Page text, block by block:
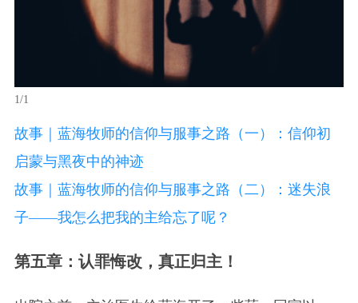
1/1
故事｜蓝海牧师的信仰与服事之路（一）：信仰初
启蒙与黑夜中的神迹
故事｜蓝海牧师的信仰与服事之路（二）：迷失浪
子——我怎么把我的主给忘了呢？
第五章：认罪悔改，真正归主！